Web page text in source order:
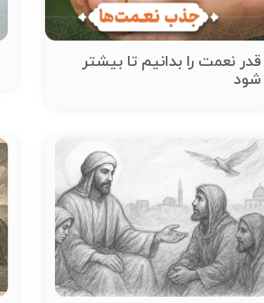
قدر نعمت را بدانیم تا بیشتر
شود